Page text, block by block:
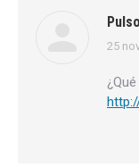
dice:
25